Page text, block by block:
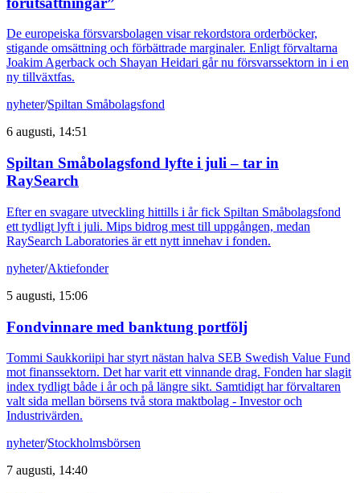
De europeiska försvarsbolagen visar rekordstora orderböcker,
stigande omsättning och förbättrade marginaler. Enligt förvaltarna
Joakim Agerback och Shayan Heidari går nu försvarssektorn in i en
ny tillväxtfas.
nyheter/Spiltan Småbolagsfond
6 augusti, 14:51
Spiltan Småbolagsfond lyfte i juli – tar in
RaySearch
Efter en svagare utveckling hittills i år fick Spiltan Småbolagsfond
ett tydligt lyft i juli. Mips bidrog mest till uppgången, medan
RaySearch Laboratories är ett nytt innehav i fonden.
nyheter/Aktiefonder
5 augusti, 15:06
Fondvinnare med banktung portfölj
Tommi Saukkoriipi har styrt nästan halva SEB Swedish Value Fund
mot finanssektorn. Det har varit ett vinnande drag. Fonden har slagit
index tydligt både i år och på längre sikt. Samtidigt har förvaltaren
valt sida mellan börsens två stora maktbolag - Investor och
Industrivärden.
nyheter/Stockholmsbörsen
7 augusti, 14:40